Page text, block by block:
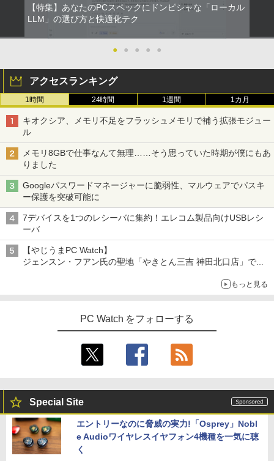
￥1,380
by Amazon 天然水ラベルレス 2L×9本
￥1,117
by Amazon 炭酸水 ラベルレス 500ml ×24本
art Basic)
コカ・コーラ やかんの麦茶 from 爽健美茶 ラ
ベルレス 650mlPET×24本
HUNTER×HUNTER モノクロ版 39 (ジャンプ
コミックスDIGITAL)
￥572
スーパーの裏でヤニ吸うふたり 9巻 (デジタル
版ビッグガンガンコミックス)
￥810
ONE PIECE モノクロ版 115 (ジャンプコミッ
クスDIGITAL)
￥15,000
古ノートパソコン 第11世代 Core i5 メモ
リ16GB M.2 SSD256GB 13.3インチ フ
ルHD ノングレア Webカメラ 無線LAN
Wi-Fi Bluetooth Windows11 東芝 dyna
日保証 送料無料
￥29,980
【新品】【楽天1位！】ノートパソコン
付きノートパソコン 初心者向け Window
s11 初期設定済 Webカメラ zoom 日本語
8GB SSD1TB(最大) 大容量バッテリービ
ジネス 大学生 プレゼント 学生向け
本日10倍！高性能第10世代Core i7-1061
0Uノートパソコン 中古 Dynabook G83
1TB 13.3インチ HDMI搭載 WEBカメラ5
GWIFI Bluetooth内蔵 中古パソコン Mic
5
￥22,800
中古パソコン | HP | ProOne 600 G4 All-i
| 第8世代 | Core i5 8500T 2.1(～最大3.5)
GHz | MEM:8GB | SSD:256GB(新品) | D
VD-ROM | 無線LAN:なし | Webカメラ内
蔵 | フルHD | Win11Pro64Bit | ACアダプ
3
【正規永久版Office付き】ミニpc 【Intel
N5095 LPDDR4X 16GB 256GB SSD】m
レッド 2.9GHz ミニパソコン 静音 M.2 2
242 SATA WIFI6 Bluetooth5.2 4K HDMI
ネ オフィス高速起動 省電力 静音設計
￥49,800
プパソコン PC 一体型 Office付き 可能
新品 Lenovo IdeaCentre AIO 24AKP10
en AI7 AI5 メモリ 16GB SSD 512GB Wi
ndows11 Microsoft Office 搭載可 1年
￥144,980
5
【マラソン値引中！RTX5070搭載 国内組
￥1,000
Yoothi 互換品 液晶 14.0インチ Dell Lati
002 タッチ非搭載 対応 FullHD 1920x10
80 IPS LED LCD 液晶ディスプレイ 修理
交換用液晶パネル
3
【お買い物マラソ開催中！P最大31.5%還
ニター 200Hz 1ms応答 FHD 非光沢 Fast
IPSパネル FreeSync FHD HDR10 DC1-
VESA対応 HDMI+DP搭載 5年保証 スピー
カー内蔵 HDMIケーブル付き MFG24F4
￥13,999
￥18,090
証」DP搭載23.8型ワイド液晶 ブラック]
￥18,090
[新品]カードキャプターさくら (1-12巻
￥8,580
3
公式テキスト 年金アドバイザー3級 2
026年度受験用 [ 経済法令研究会 ]
4
永瀬廉 プレミアムBOX[本/雑誌] 【初回
￥8,800
【特集】あなたのPCスペックにドンピシャな「ローカル
LLM」の選び方と快適化テク
● ● ● ● ●
アクセスランキング
1時間 24時間 1週間 1カ月
キオクシア、メモリ不足をフラッシュメモリで補う拡張モジュー
ル
メモリ8GBで仕事なんて無理……そう思っていた時期が僕にもあ
りました
Googleパスワードマネージャーに脆弱性、マルウェアでパスキ
ー保護を突破可能に
7デバイスを1つのレシーバに集約！エレコム製品向けUSBレシ
ーバ
【やじうまPC Watch】
ジェンスン・フアン氏の聖地「やきとん三吉 神田北口店」で
～コース名を変更したのはNVIDIAに怒られたからではないもっと見る
PC Watch をフォローする
Special Site
エントリーなのに脅威の実力!「Osprey」Nobl
e Audioワイヤレスイヤフォン4機種を一気に聴
く